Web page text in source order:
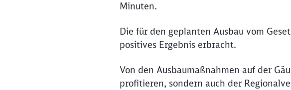
Minuten.
Die für den geplanten Ausbau vom
positives Ergebnis erbracht.
Von den Ausbaumaßnahmen auf der
profitieren, sondern auch der